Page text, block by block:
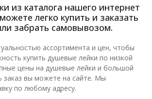
из каталога нашего интернет
легко купить и заказать
забрать самовывозом.
ассортимента и цен, чтобы
купить душевые лейки по низкой
цены на душевые лейки и большой
вы можете на сайте. Мы
по любому адресу.